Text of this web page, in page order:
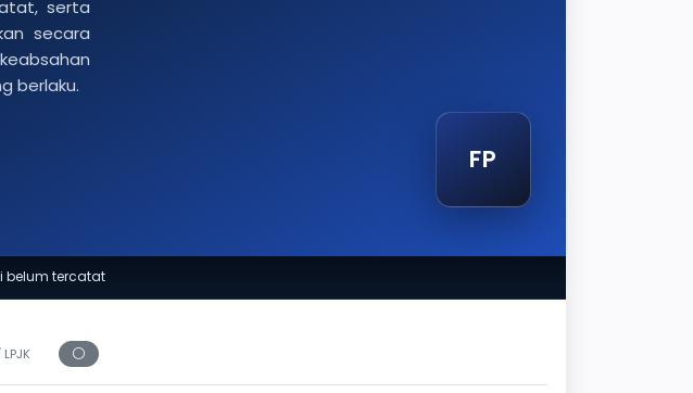
serta
secara
berlaku.
FP
belum tercatat
⚪
Periksa tanggal cetak